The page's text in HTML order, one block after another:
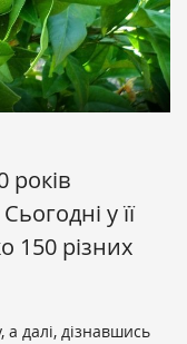
років
у її
150 різних
а далі, дізнавшись